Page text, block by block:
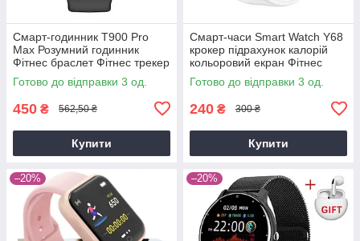
Смарт-годинник T900 Pro
Max Розумний годинник
Фітнес браслет Фітнес трекер
Готово до відправки 3 од.
450 ₴ 562,50 ₴
Купити
Смарт-часи Smart Watch Y68
крокер підрахунок калорій
кольоровий екран Фітнес
браслет пульсометр
тонометр
Готово до відправки 3 од.
240 ₴ 300 ₴
Купити
–20% –20%